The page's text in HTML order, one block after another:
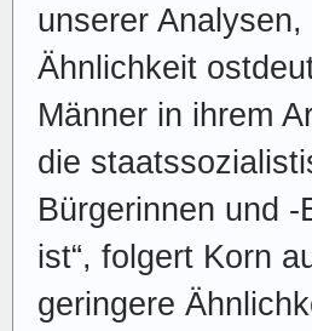
unserer
Ähnlichkeit
Männer in ihrem
die
Bürgerinnen und
ist“, folgert Korn
geringere